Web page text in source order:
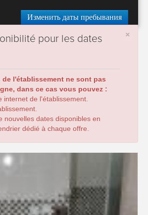
Изменить даты пребывания
×
pour les dates
l'établissement ne sont pas
dans ce cas vous pouvez :
internet de l'établissement.
nouvelles dates disponibles en
dédié à chaque offre.